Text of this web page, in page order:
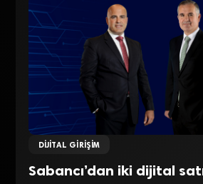
DIJITAL GIRIŞIM
Sabancı’dan iki dijital